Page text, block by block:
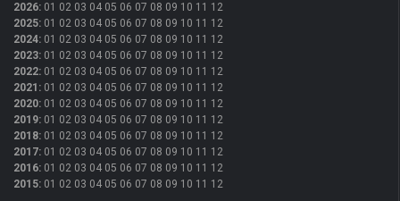
2026: 01 02 03 04 05 06 07 08 09 10 11 12
2025: 01 02 03 04 05 06 07 08 09 10 11 12
2024: 01 02 03 04 05 06 07 08 09 10 11 12
2023: 01 02 03 04 05 06 07 08 09 10 11 12
2022: 01 02 03 04 05 06 07 08 09 10 11 12
2021 : 01 02 03 04 05 06 07 08 09 10 11 12
2020: 01 02 03 04 05 06 07 08 09 10 11 12
2019: 01 02 03 04 05 06 07 08 09 10 11 12
2018: 01 02 03 04 05 06 07 08 09 10 11 12
2017: 01 02 03 04 05 06 07 08 09 10 11 12
2016: 01 02 03 04 05 06 07 08 09 10 11 12
2015: 01 02 03 04 05 06 07 08 09 10 11 12